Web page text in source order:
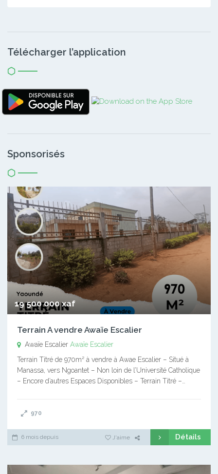
Télécharger l’application
Sponsorisés
19 500 000 xaf
Terrain A vendre Awaïe Escalier
Awaïe Escalier Awaïe Escalier
Terrain Titré de 970m² à vendre à Awae Escalier – Situé à
Manassa, vers Ngoantet – Non loin de l’Université Catholique
– Encore d’autres Espaces Disponibles – Terrain Titré –…
970
6 mois depuis J'aime Détails